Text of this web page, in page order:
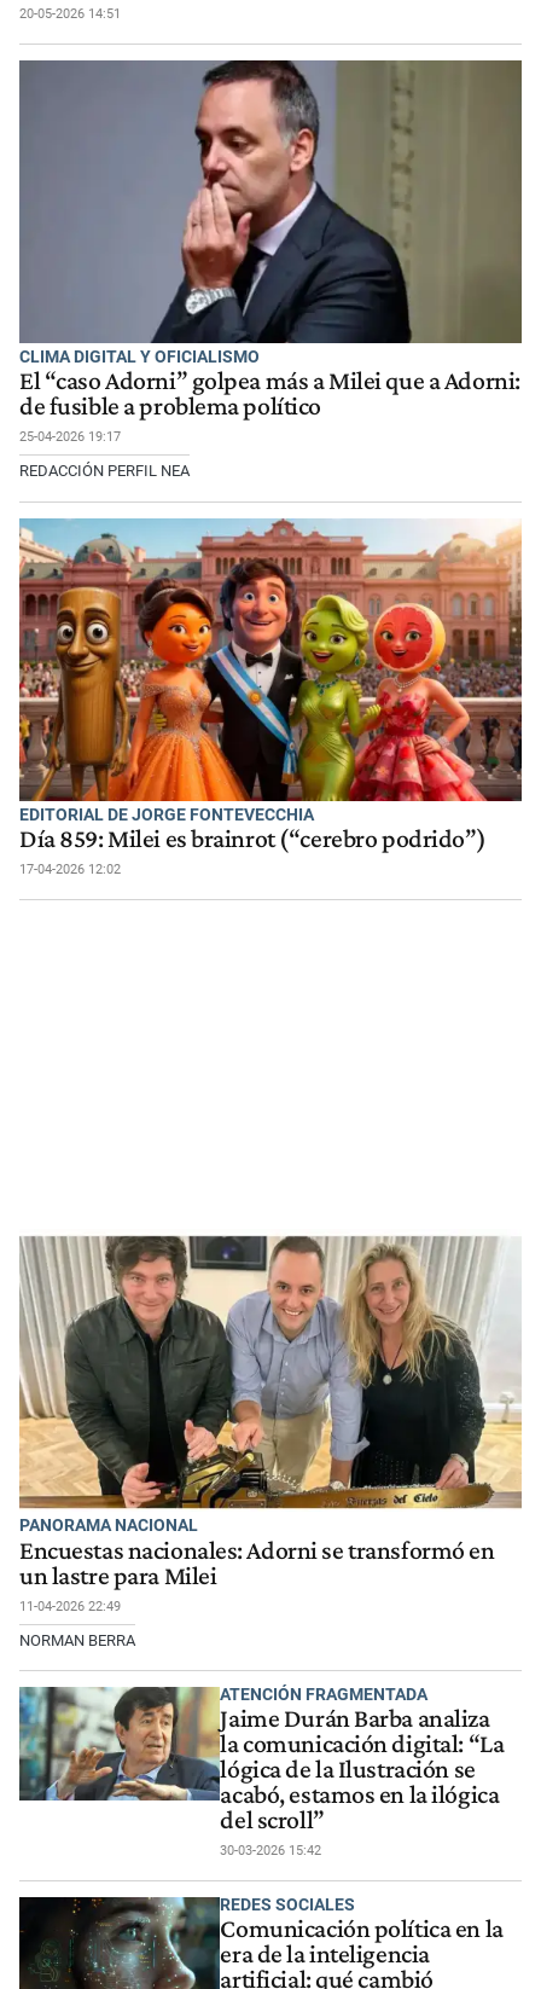
20-05-2026 14:51
CLIMA DIGITAL Y OFICIALISMO
El “caso Adorni” golpea más a Milei que a Adorni:
de fusible a problema político
25-04-2026 19:17
REDACCIÓN PERFIL NEA
EDITORIAL DE JORGE FONTEVECCHIA
Día 859: Milei es brainrot (“cerebro podrido”)
17-04-2026 12:02
PANORAMA NACIONAL
Encuestas nacionales: Adorni se transformó en
un lastre para Milei
11-04-2026 22:49
NORMAN BERRA
ATENCIÓN FRAGMENTADA
Jaime Durán Barba analiza
la comunicación digital: “La
lógica de la Ilustración se
acabó, estamos en la ilógica
del scroll”
30-03-2026 15:42
REDES SOCIALES
Comunicación política en la
era de la inteligencia
artificial: qué cambió